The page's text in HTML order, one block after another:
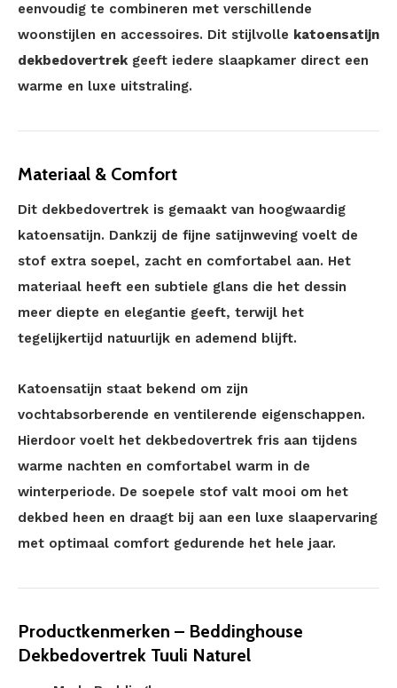
eenvoudig te combineren met verschillende
woonstijlen en accessoires. Dit stijlvolle katoensatijn
dekbedovertrekgeeft iedere slaapkamer direct een
warme en luxe uitstraling.
Materiaal & Comfort
Dit dekbedovertrek is gemaakt van hoogwaardig
katoensatijn. Dankzij de fijne satijnweving voelt de
stof extra soepel, zacht en comfortabel aan. Het
materiaal heeft een subtiele glans die het dessin
meer diepte en elegantie geeft, terwijl het
tegelijkertijd natuurlijk en ademend blijft.
Katoensatijn staat bekend om zijn
vochtabsorberende en ventilerende eigenschappen.
Hierdoor voelt het dekbedovertrek fris aan tijdens
warme nachten en comfortabel warm in de
winterperiode. De soepele stof valt mooi om het
dekbed heen en draagt bij aan een luxe slaapervaring
met optimaal comfort gedurende het hele jaar.
Productkenmerken – Beddinghouse
Dekbedovertrek Tuuli Naturel